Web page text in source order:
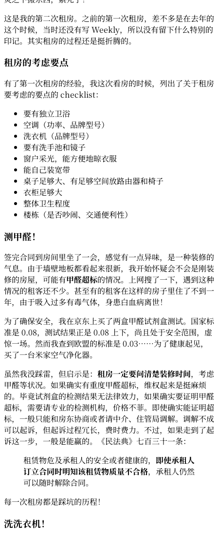
这是我的第二次租房。之前的第一次租房，差不多是在去年的
这个时候，当时还没有写 Weekly，所以没有留下什么特别的
印记。其实租房的过程还是挺折腾的。
租房的考虑要点
有了第一次租房的经验，我这次看房的时候，列出了关于租房
要考虑的要点的 checklist：
要有独立卫浴
空调（功率、品牌型号）
洗衣机（品牌型号）
要有洗手池和镜子
窗户采光，能方便地晾衣服
能自己装宽带
桌子足够大、有足够空间放路由器和椅子
衣柜足够大
整体卫生程度
楼栋（是否吵闹、交通便利性）
测甲醛！
签完合同到房间里坐了一会，感觉有一点异味，是一种装修的
气息。由于墙壁地板都看起来很新，我开始怀疑会不会是刚装
修的房屋，可能有甲醛超标的情况。上网搜了一下，遇到这种
情况的租客还不少。甚至有的租客在这样的房子里住了不到一
年，由于吸入过多有毒气体，身患白血病离世！
为了确保安全，我在京东上买了两盒甲醛试剂盒测试。国家标
准是 0.08，测试结果正是 0.08 上下，尚且处于安全范围，虚
惊一场。然而我查到欧盟的标准是 0.03……为了健康起见，
买了一台米家空气净化器。
虽然我没踩雷，但启示是： 租房一定要问清楚装修时间，考虑
甲醛等状况。如果确实有重度甲醛超标，维权起来是挺麻烦
的。毕竟试剂盒的检测结果无法律效力，如果确实要证明甲醛
超标，需要请专业的检测机构，价格不菲。即使确实能证明超
标，一般只能和房东协商或者请中介、住管局调解。调解不成
可以起诉，但起诉过程冗长，费时费力。不过，如果走到了起
诉这一步，一般是能赢的。《民法典》七百三十一条：
租赁物危及承租人的安全或者健康的， 即使承租人
订立合同时明知该租赁物质量不合格，承租人仍然
可以随时解除合同。
每一次租房都是踩坑的历程！
洗洗衣机！